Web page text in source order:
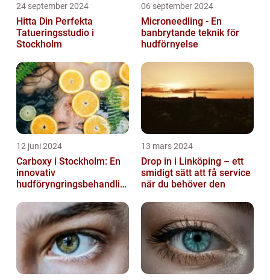
24 september 2024
Hitta Din Perfekta
Tatueringsstudio i
Stockholm
06 september 2024
Microneedling - En
banbrytande teknik för
hudförnyelse
12 juni 2024
Carboxy i Stockholm: En
innovativ
hudföryngringsbehandlin
13 mars 2024
Drop in i Linköping – ett
smidigt sätt att få service
när du behöver den